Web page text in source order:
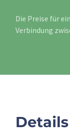
Die Preise für
Verbindung